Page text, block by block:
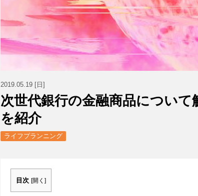
2019.05.19 [日]
次世代銀行の金融商品について
を紹介
ライフプランニング
目次 [開く ]